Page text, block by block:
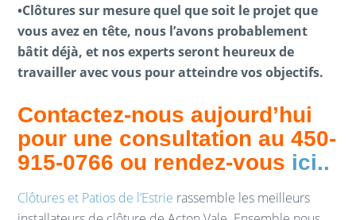
•Clôtures sur mesure quel que soit le projet que
vous avez en tête, nous l’avons probablement
bâtit déjà, et nos experts seront heureux de
travailler avec vous pour atteindre vos objectifs.
Contactez-nous aujourd’hui
pour une consultation au 450-
915-0766 ou rendez-vous ici..
Clôtures et Patios de l’Estrie rassemble les meilleurs